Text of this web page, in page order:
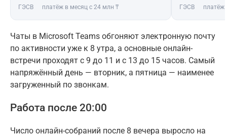
ГЭСВ платёж в месяц с 24 млн ₸ ГЭСВ платёж
Чаты в Microsoft Teams обгоняют электронную почту
по активности уже к 8 утра, а основные онлайн-
встречи проходят с 9 до 11 и с 13 до 15 часов. Самый
напряжённый день — вторник, а пятница — наименее
загруженный по звонкам.
Работа после 20:00
Число онлайн-собраний после 8 вечера выросло на